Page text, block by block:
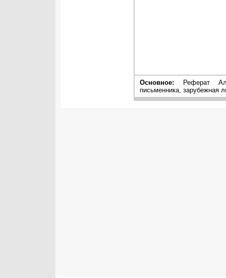
Основное: Реферат
письменника, зарубежная